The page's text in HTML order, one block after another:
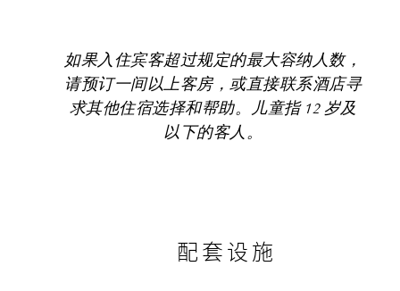
如果入住宾客超过规定的最大容纳人数，
请预订一间以上客房，或直接联系酒店寻
求其他住宿选择和帮助。儿童指 12 岁及
以下的客人。
配套设施